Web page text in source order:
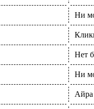
Ни
Нет
Ни
Айра